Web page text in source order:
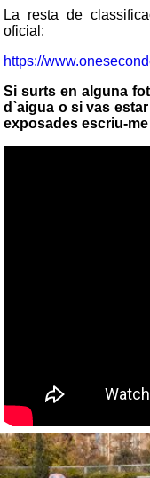
La resta de
oficial:
https://
Si surts en alguna
d`aigua o si vas
exposades escriu-